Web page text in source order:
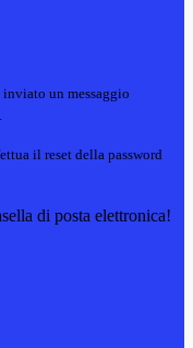
inviato un messaggio
il reset della password
di posta elettronica!